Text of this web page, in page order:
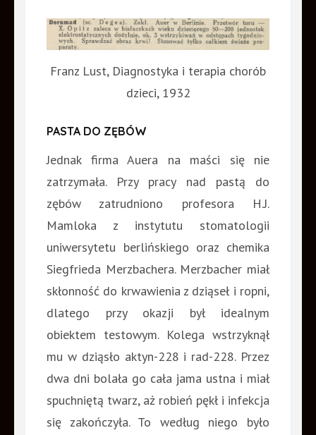
Franz Lust, Diagnostyka i terapia chorób
dzieci, 1932
PASTA DO ZĘBÓW
Jednak firma Auera na maści się nie
zatrzymała. Przy pracy nad pastą do
zębów zatrudniono profesora H.J.
Mamloka z instytutu stomatologii
uniwersytetu berlińskiego oraz chemika
Siegfrieda Merzbachera. Merzbacher miał
skłonność do krwawienia z dziąseł i ropni,
dlatego przy okazji był idealnym
obiektem testowym. Kolega wstrzyknął
mu w dziąsło aktyn-228 i rad-228. Przez
dwa dni bolała go cała jama ustna i miał
spuchniętą twarz, aż robień pękł i infekcja
się zakończyła. To według niego było